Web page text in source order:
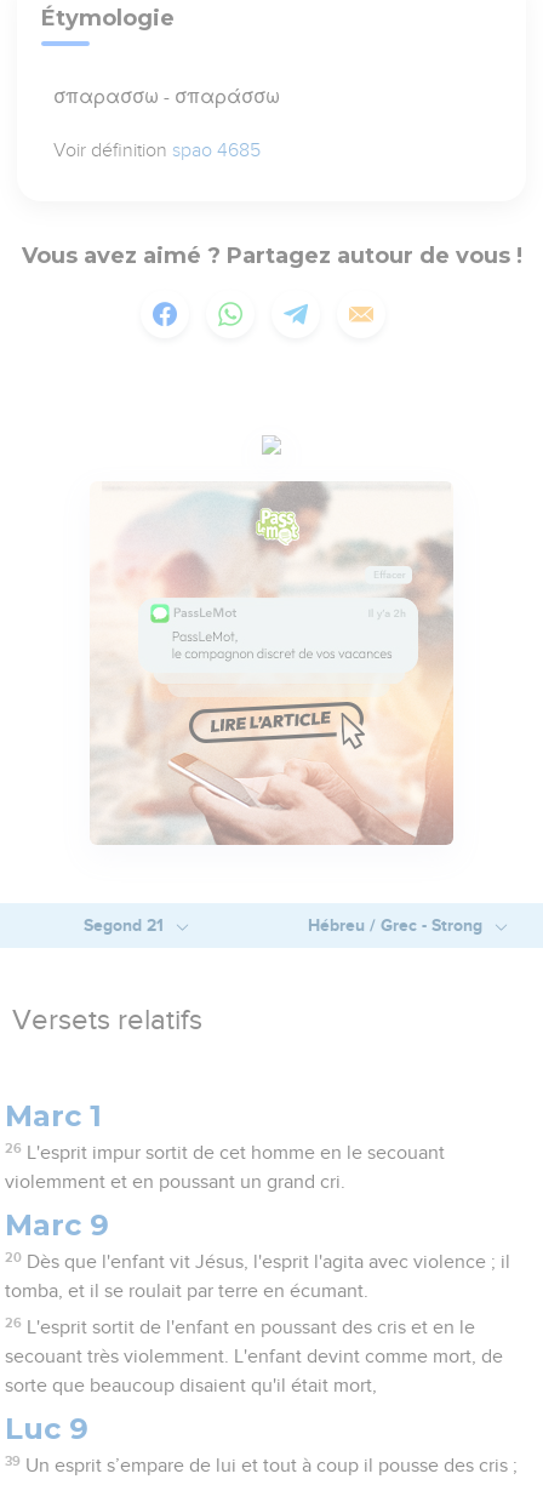
Étymologie
σπαρασσω - σπαράσσω
Voir définition spao 4685
Vous avez aimé ? Partagez autour de vous !
Segond 21 Hébreu / Grec - Strong
Versets relatifs
Marc 1
26
L'esprit impur sortit de cet homme en le secouant
violemment et en poussant un grand cri.
Marc 9
20 Dès que l'enfant vit Jésus, l'esprit l'agita avec violence ; il
tomba, et il se roulait par terre en écumant.
26
L'esprit sortit de l'enfant en poussant des cris et en le
secouant très violemment. L'enfant devint comme mort, de
sorte que beaucoup disaient qu'il était mort,
Luc 9
39 Un esprit s’empare de lui et tout à coup il pousse des cris ;